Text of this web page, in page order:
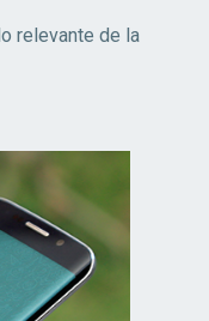
relevante de la